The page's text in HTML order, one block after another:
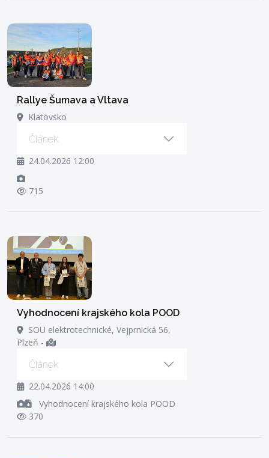
Rallye Šumava a Vltava
Klatovsko
Článek
24.04.2026 12:00
715
Vyhodnocení krajského kola POOD
SOU elektrotechnické, Vejprnická 56,
Plzeň -
Článek
22.04.2026 14:00
Vyhodnocení krajského kola POOD
370